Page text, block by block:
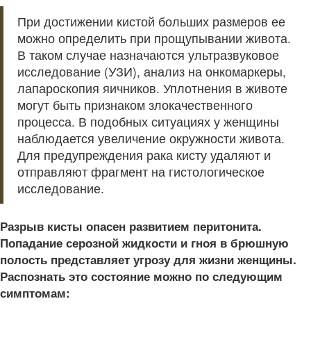
При достижении кистой больших размеров ее
можно определить при прощупывании живота.
В таком случае назначаются ультразвуковое
исследование (УЗИ), анализ на онкомаркеры,
лапароскопия яичников. Уплотнения в животе
могут быть признаком злокачественного
процесса. В подобных ситуациях у женщины
наблюдается увеличение окружности живота.
Для предупреждения рака кисту удаляют и
отправляют фрагмент на гистологическое
исследование.
Разрыв кисты опасен развитием перитонита.
Попадание серозной жидкости и гноя в брюшную
полость представляет угрозу для жизни женщины.
Распознать это состояние можно по следующим
симптомам: